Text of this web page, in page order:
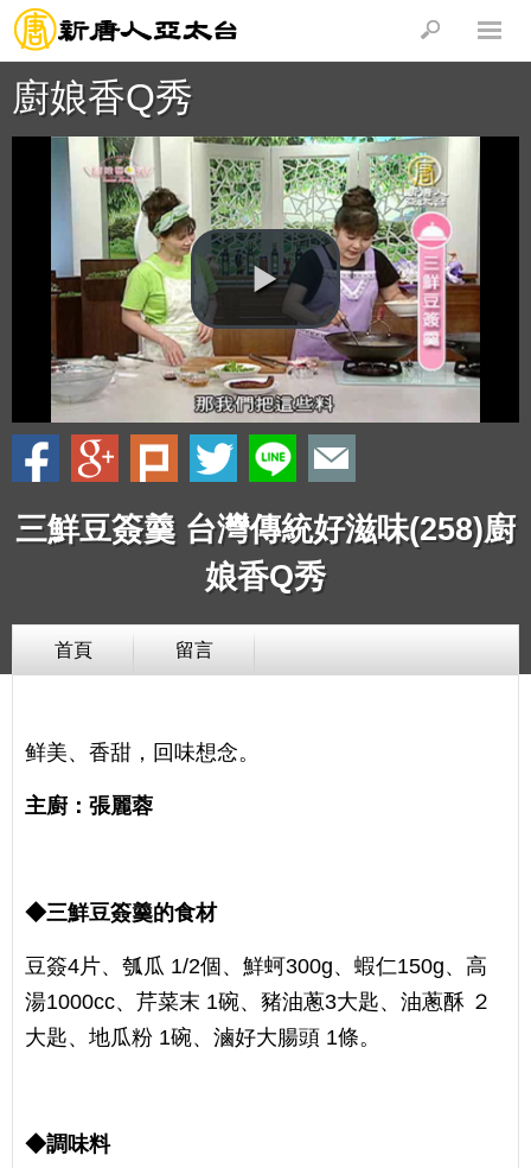
廚娘香Q秀
三鮮豆簽羹 台灣傳統好滋味(258)廚
娘香Q秀
首頁 留言
鲜美、香甜，回味想念。
主廚：張麗蓉
◆三鮮豆簽羹的食材
豆簽4片、瓠瓜 1/2個、鮮蚵300g、蝦仁150g、高
湯1000cc、芹菜末 1碗、豬油蔥3大匙、油蔥酥 ２
大匙、地瓜粉 1碗、滷好大腸頭 1條。
◆調味料